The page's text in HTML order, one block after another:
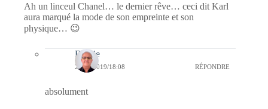
Ah un linceul Chanel… le dernier rêve… ceci dit Karl
aura marqué la mode de son empreinte et son
physique… 😉
Bernie
24/02/2019/18:08 RÉPONDRE
absolument